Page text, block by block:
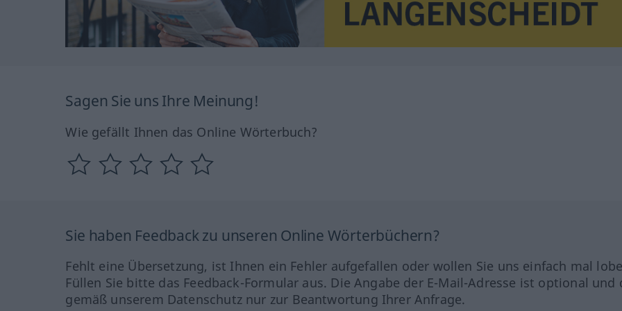
Sagen Sie uns Ihre Meinung!
Wie gefällt Ihnen das Online Wörterbuch?
Sie haben Feedback zu unseren Online Wörterbüchern?
Fehlt eine Übersetzung, ist Ihnen ein Fehler aufgefallen oder wollen Sie uns einfach mal
Füllen Sie bitte das Feedback-Formular aus. Die Angabe der E-Mail-Adresse ist optional und
gemäß unserem Datenschutz nur zur Beantwortung Ihrer Anfrage.